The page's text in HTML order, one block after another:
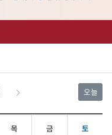
유
하
기
오늘
목 금 토